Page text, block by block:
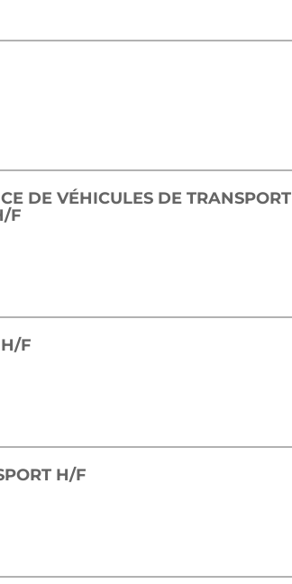
FENÊTRE)
DE VÉHICULES DE TRANSPORT
F(NOUVELLE FENÊTRE)
F(NOUVELLE FENÊTRE)
H/F(NOUVELLE FENÊTRE)